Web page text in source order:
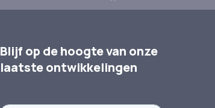
Blijf op de hoogte van onze
laatste ontwikkelingen